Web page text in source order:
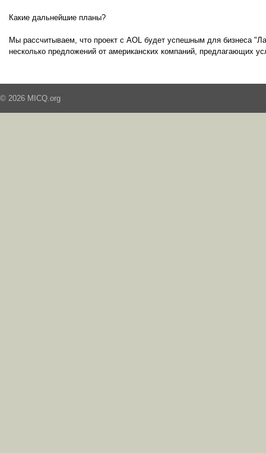
Какие дальнейшие планы?
Мы рассчитываем, что проект с AOL будет успешным для бизнеса
несколько предложений от американских компаний, предлагающих
© 2026 MICQ.org